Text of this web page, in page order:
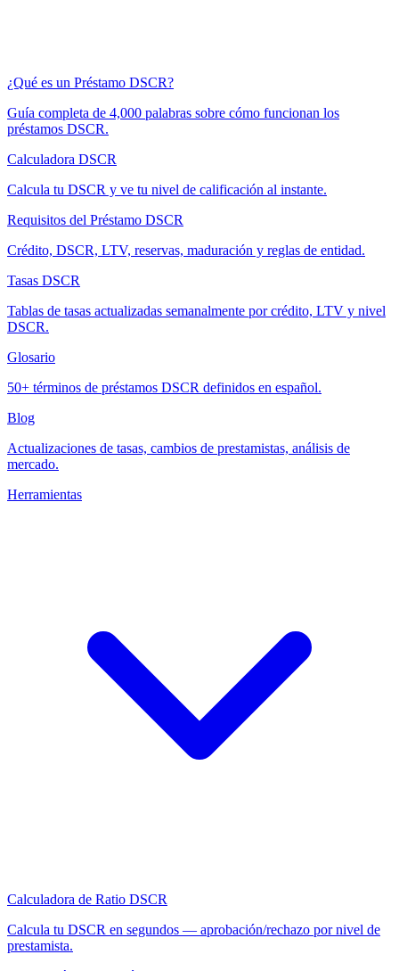
¿Qué es un Préstamo DSCR?
Guía completa de 4,000 palabras sobre cómo funcionan los
préstamos DSCR.
Calculadora DSCR
Calcula tu DSCR y ve tu nivel de calificación al instante.
Requisitos del Préstamo DSCR
Crédito, DSCR, LTV, reservas, maduración y reglas de entidad.
Tasas DSCR
Tablas de tasas actualizadas semanalmente por crédito, LTV y nivel
DSCR.
Glosario
50+ términos de préstamos DSCR definidos en español.
Blog
Actualizaciones de tasas, cambios de prestamistas, análisis de
mercado.
Herramientas
Calculadora de Ratio DSCR
Calcula tu DSCR en segundos — aprobación/rechazo por nivel de
prestamista.